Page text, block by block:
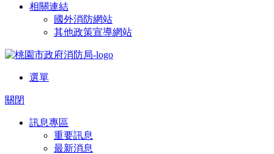
相關連結
國外消防網站
其他政策宣導網站
選單
關閉
訊息專區
重要訊息
最新消息